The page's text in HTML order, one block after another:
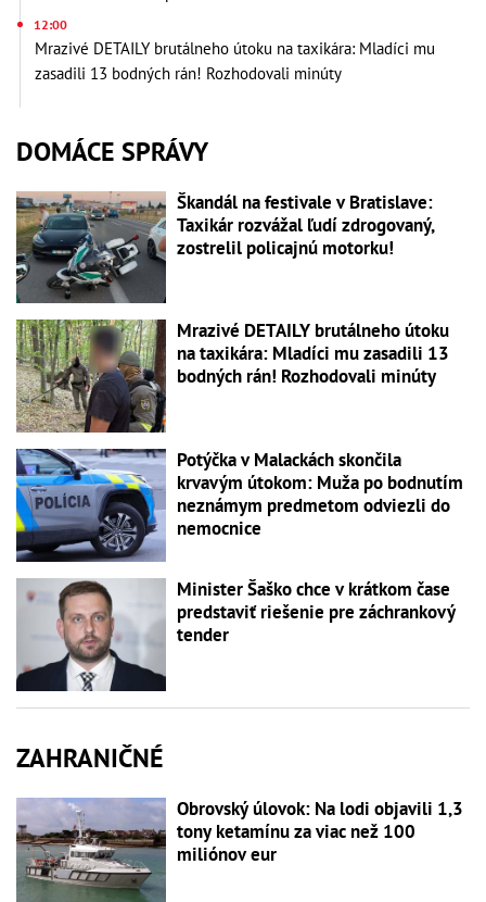
12:00
Mrazivé DETAILY brutálneho útoku na taxikára: Mladíci mu
zasadili 13 bodných rán! Rozhodovali minúty
DOMÁCE SPRÁVY
Škandál na festivale v Bratislave:
Taxikár rozvážal ľudí zdrogovaný,
zostrelil policajnú motorku!
Mrazivé DETAILY brutálneho útoku
na taxikára: Mladíci mu zasadili 13
bodných rán! Rozhodovali minúty
Potýčka v Malackách skončila
krvavým útokom: Muža po bodnutím
neznámym predmetom odviezli do
nemocnice
Minister Šaško chce v krátkom čase
predstaviť riešenie pre záchrankový
tender
ZAHRANIČNÉ
Obrovský úlovok: Na lodi objavili 1,3
tony ketamínu za viac než 100
miliónov eur